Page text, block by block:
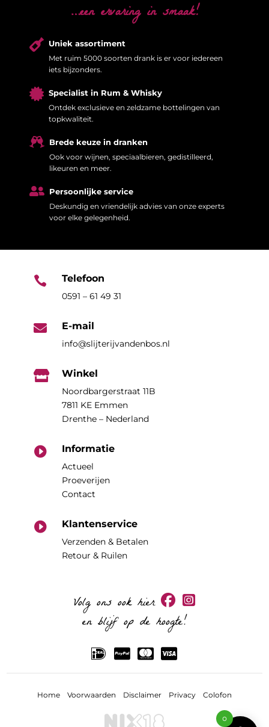
…een ervaring in smaak!
 Uniek assortiment
Met ruim 5000 soorten drank is er voor iedereen
iets bijzonders.
 Specialist in Rum & Whisky
Ontdek exclusieve en zeldzame bottelingen van
topkwaliteit.
 Brede keuze in dranken
Ook voor wijnen, speciaalbieren, gedistilleerd,
likeuren en meer.
 Persoonlijke service
Deskundig en vriendelijk advies van onze experts
voor elke gelegenheid.
 Telefoon
0591 – 61 49 31
 E-mail
info@slijterijvandenbos.nl
 Winkel
Noordbargerstraat 11B
7811 KE Emmen
Drenthe – Nederland
 Informatie
Actueel
Proeverijen
Contact
 Klantenservice
Verzenden & Betalen
Retour & Ruilen
Volg ons ook hier
en blijf op de hoogte!
Home Voorwaarden Disclaimer Privacy Colofon
0